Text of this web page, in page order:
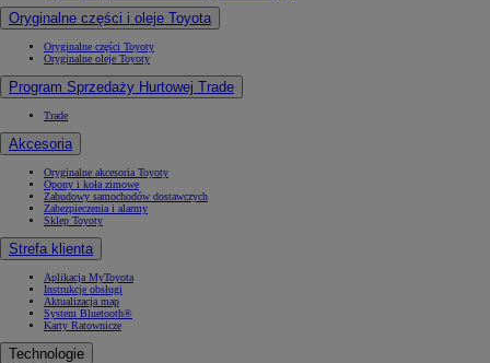
Oryginalne części i oleje Toyota
Oryginalne części Toyoty
Oryginalne oleje Toyoty
Program Sprzedaży Hurtowej Trade
Trade
Akcesoria
Oryginalne akcesoria Toyoty
Opony i koła zimowe
Zabudowy samochodów dostawczych
Zabezpieczenia i alarmy
Sklep Toyoty
Strefa klienta
Aplikacja MyToyota
Instrukcje obsługi
Aktualizacja map
System Bluetooth®
Karty Ratownicze
Technologie